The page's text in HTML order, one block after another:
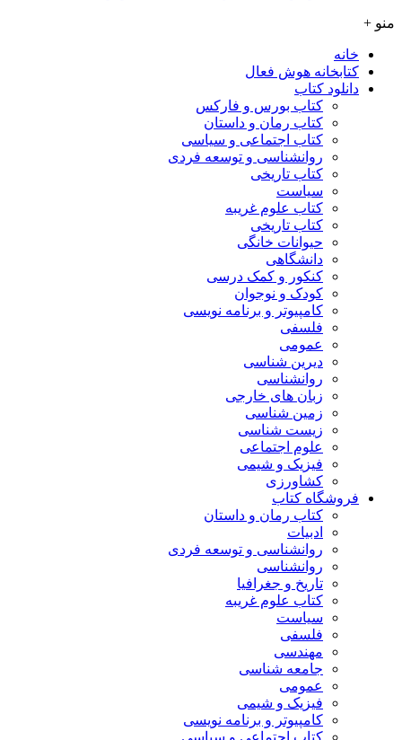
منو +
خانه
کتابخانه هوش فعال
دانلود کتاب
کتاب بورس و فارکس
کتاب رمان و داستان
کتاب اجتماعی و سیاسی
روانشناسی و توسعه فردی
کتاب تاریخی
سیاست
کتاب علوم غریبه
کتاب تاریخی
حیوانات خانگی
دانشگاهی
کنکور و کمک‌ درسی
کودک و نوجوان
کامپیوتر و برنامه نویسی
فلسفی
عمومی
دیرین شناسی
روانشناسی
زبان های خارجی
زمین شناسی
زیست شناسی
علوم اجتماعی
فیزیک و شیمی
کشاورزی
فروشگاه کتاب
کتاب رمان و داستان
ادبیات
روانشناسی و توسعه فردی
روانشناسی
تاریخ و جغرافیا
کتاب علوم غریبه
سیاست
فلسفی
مهندسی
جامعه شناسی
عمومی
فیزیک و شیمی
کامپیوتر و برنامه نویسی
کتاب اجتماعی و سیاسی